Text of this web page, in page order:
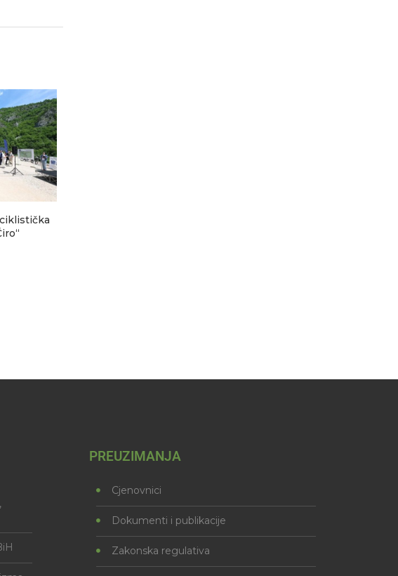
PREUZIMANJA
Cjenovnici
Dokumenti i publikacije
Zakonska regulativa